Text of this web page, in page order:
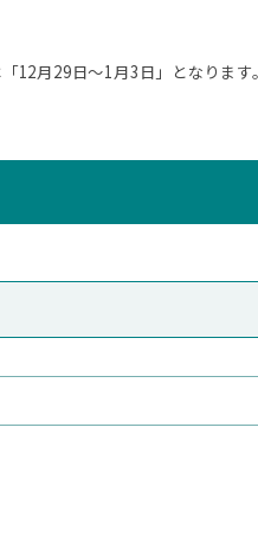
12月29日～1月3日」となります。